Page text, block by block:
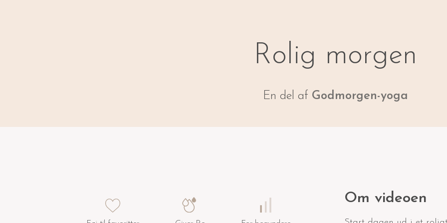
Rolig morgen
En del af Godmorgen-yoga
Om videoen